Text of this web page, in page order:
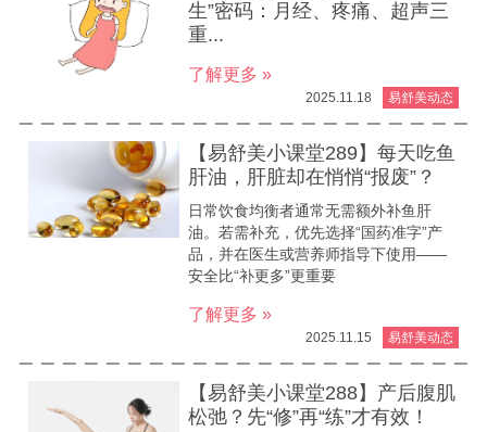
生”密码：月经、疼痛、超声三
重...
了解更多 »
易舒美动态
2025.11.18
【易舒美小课堂289】每天吃鱼
肝油，肝脏却在悄悄“报废”？
日常饮食均衡者通常无需额外补鱼肝
油。若需补充，优先选择“国药准字”产
品，并在医生或营养师指导下使用——
安全比“补更多”更重要
了解更多 »
易舒美动态
2025.11.15
【易舒美小课堂288】产后腹肌
松弛？先“修”再“练”才有效！